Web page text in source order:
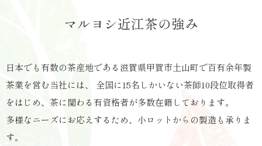
マルヨシ近江茶の強み
日本でも有数の茶産地である滋賀県甲賀市土山町で百有余年製
茶業を営む当社には、
全国に15名しかいない茶師10段位取得者
をはじめ、茶に関わる有資格者が多数在籍しております。
多様なニーズにお応えするため、小ロットからの製造も承りま
す。